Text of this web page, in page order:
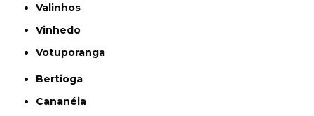
Valinhos
Vinhedo
Votuporanga
Bertioga
Cananéia